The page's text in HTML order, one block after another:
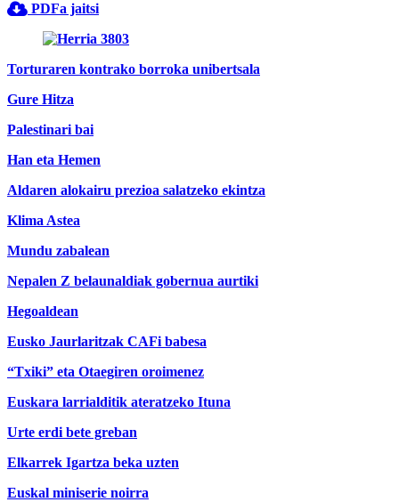
PDFa jaitsi
Torturaren kontrako borroka unibertsala
Gure Hitza
Palestinari bai
Han eta Hemen
Aldaren alokairu prezioa salatzeko ekintza
Klima Astea
Mundu zabalean
Nepalen Z belaunaldiak gobernua aurtiki
Hegoaldean
Eusko Jaurlaritzak CAFi babesa
“Txiki” eta Otaegiren oroimenez
Euskara larrialditik ateratzeko Ituna
Urte erdi bete greban
Elkarrek Igartza beka uzten
Euskal miniserie noirra